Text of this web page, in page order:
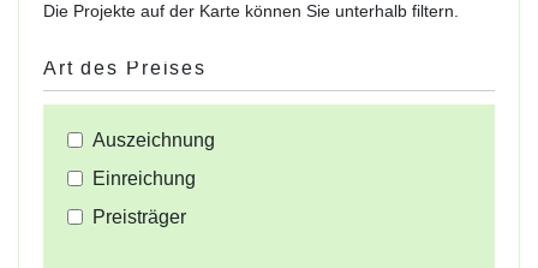
Die Projekte auf der Karte können Sie unterhalb filtern.
Art des Preises
Auszeichnung
Einreichung
Preisträger